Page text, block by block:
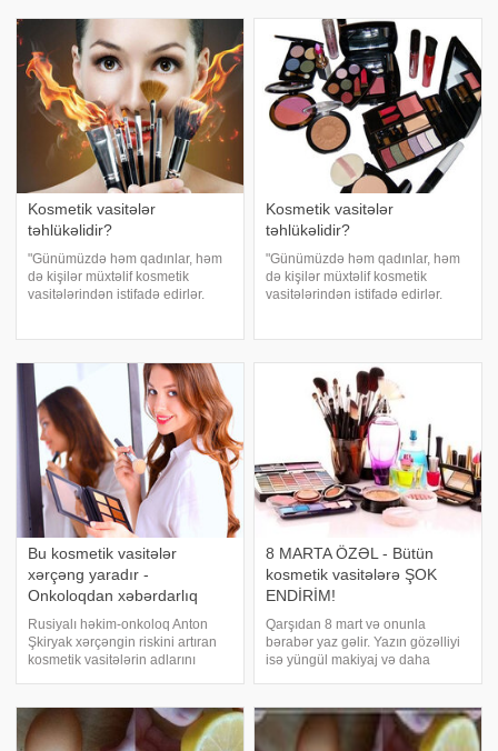
kosmetik vasitələrdən istifadə
edən hamilələrin dünyaya
gətirdiklər
ki, bu sözləri aparıcı Hüsniyə
Məhərrəmova sosial şəbəkəd
Kosmetik vasitələr
təhlükəlidir?
"Günümüzdə həm qadınlar, həm
də kişilər müxtəlif kosmetik
vasitələrindən istifadə edirlər.
ya da süni kosmetikalar
Kosmetik vasitələr
təhlükəlidir?
"Günümüzdə həm qadınlar, həm
də kişilər müxtəlif kosmetik
vasitələrindən istifadə edirlər.
ya da süni kosmetikalar
Bu kosmetik vasitələr
xərçəng yaradır -
Onkoloqdan xəbərdarlıq
Rusiyalı həkim-onkoloq Anton
Şkiryak xərçəngin riskini artıran
kosmetik vasitələrin adlarını
hazırda qadınlar arasında
populyar olan şellakın tərkibində
8 MARTA ÖZƏL - Bütün
kosmetik vasitələrə ŞOK
ENDİRİM!
Qarşıdan 8 mart və onunla
bərabər yaz gəlir. Yazın gözəlliyi
isə yüngül makiyaj və daha
kosmetik vasitərə endirib edib.
Seçiminizi və zövqünüzü -a